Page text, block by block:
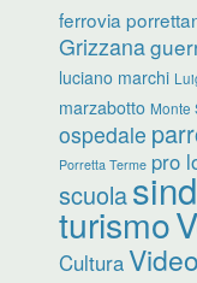
ferrovia
Grizzana
luciano marchi
marzabotto Monte
ospedale
Porretta Terme pro
scuola
turismo
Cultura